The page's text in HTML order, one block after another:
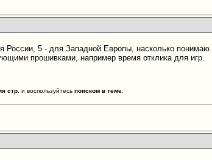
России, 5 - для Западной Европы, насколько понимаю.
прошивками, например время отклика для игр.
стр. и воспользуйтесьпоиском в теме